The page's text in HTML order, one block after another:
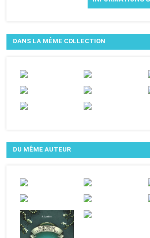
DANS LA MÊME COLLECTION
DU MÊME AUTEUR